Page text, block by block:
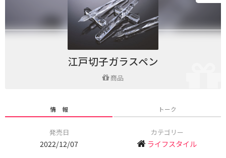
江戸切子ガラスペン
商品
情 報 トーク
発売日
2022/12/07
カテゴリー
ライフスタイル